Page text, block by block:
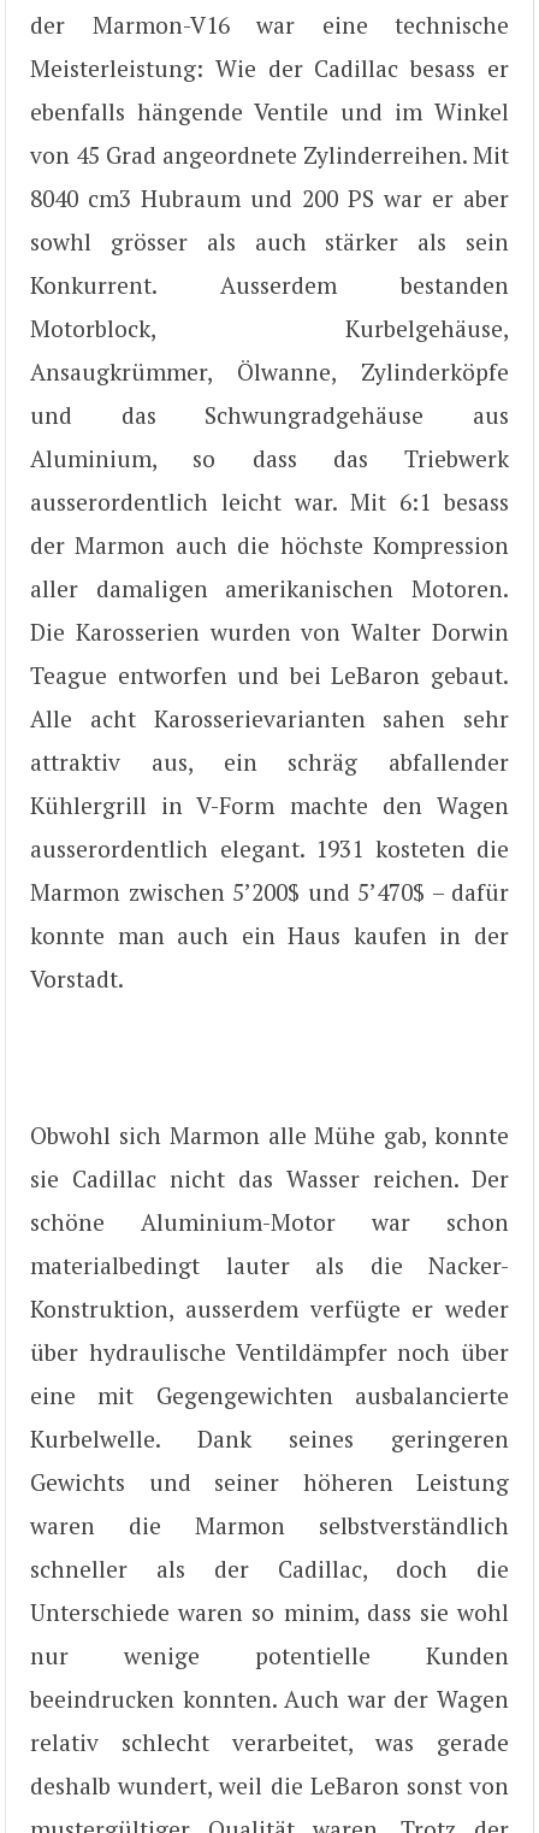
der Marmon-V16 war eine technische
Meisterleistung: Wie der Cadillac besass er
ebenfalls hängende Ventile und im Winkel
von 45 Grad angeordnete Zylinderreihen. Mit
8040 cm3 Hubraum und 200 PS war er aber
sowhl grösser als auch stärker als sein
Konkurrent. Ausserdem bestanden
Motorblock, Kurbelgehäuse,
Ansaugkrümmer, Ölwanne, Zylinderköpfe
und das Schwungradgehäuse aus
Aluminium, so dass das Triebwerk
ausserordentlich leicht war. Mit 6:1 besass
der Marmon auch die höchste Kompression
aller damaligen amerikanischen Motoren.
Die Karosserien wurden von Walter Dorwin
Teague entworfen und bei LeBaron gebaut.
Alle acht Karosserievarianten sahen sehr
attraktiv aus, ein schräg abfallender
Kühlergrill in V-Form machte den Wagen
ausserordentlich elegant. 1931 kosteten die
Marmon zwischen 5’200$ und 5’470$ – dafür
konnte man auch ein Haus kaufen in der
Vorstadt.
Obwohl sich Marmon alle Mühe gab, konnte
sie Cadillac nicht das Wasser reichen. Der
schöne Aluminium-Motor war schon
materialbedingt lauter als die Nacker-
Konstruktion, ausserdem verfügte er weder
über hydraulische Ventildämpfer noch über
eine mit Gegengewichten ausbalancierte
Kurbelwelle. Dank seines geringeren
Gewichts und seiner höheren Leistung
waren die Marmon selbstverständlich
schneller als der Cadillac, doch die
Unterschiede waren so minim, dass sie wohl
nur wenige potentielle Kunden
beeindrucken konnten. Auch war der Wagen
relativ schlecht verarbeitet, was gerade
deshalb wundert, weil die LeBaron sonst von